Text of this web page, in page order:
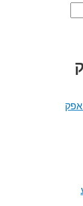
אפק